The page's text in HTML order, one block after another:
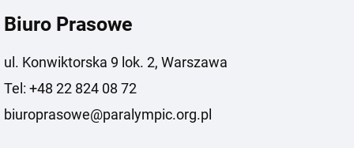
Biuro Prasowe
ul. Konwiktorska 9 lok. 2, Warszawa
Tel: +48 22 824 08 72
biuroprasowe@paralympic.org.pl